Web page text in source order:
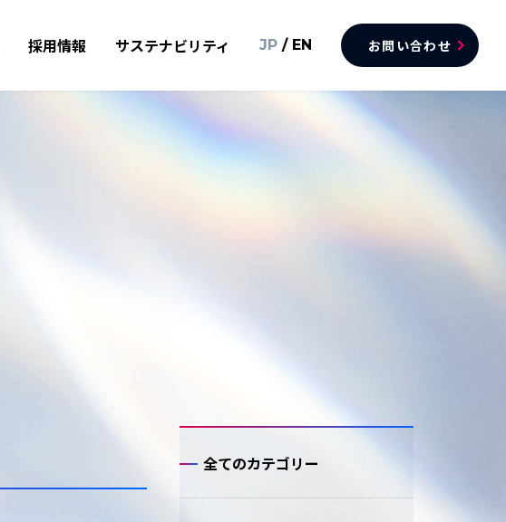
採用情報 サステナビリティ JP / EN お問い合わせ
全てのカテゴリー